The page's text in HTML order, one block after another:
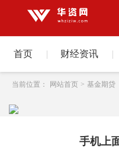
首页 | 财经资讯 |
当前位置： 网站首页 > 基金期贷
手机上